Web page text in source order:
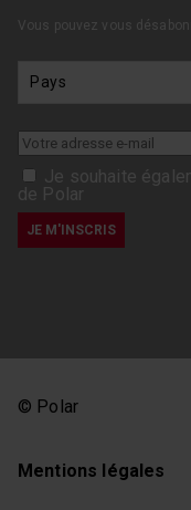
Vous pouvez vous
Je souhaite
de Polar
© Polar
Mentions légales